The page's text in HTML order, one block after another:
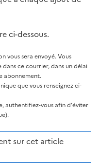
ci-dessous.
vous sera envoyé. Vous
ce courrier, dans un délai
abonnement.
que vous renseignez ci-
authentifiez-vous afin d'éviter
sur cet article